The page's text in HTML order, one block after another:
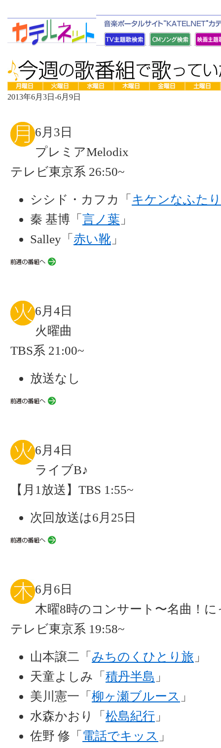
2013年6月3日-6月9日
6月3日
プレミアMelodix
テレビ東京系 26:50~
シシド・カフカ「 キケンなふたり
秦 基博「 言ノ葉 」
Salley「 赤い靴 」
6月4日
火曜曲
TBS系 21:00~
放送なし
6月4日
ライブB♪
【月1放送】TBS 1:55~
次回放送は6月25日
6月6日
木曜8時のコンサート〜名曲！
テレビ東京系 19:58~
山本譲二「 みちのくひとり旅 」
天童よしみ「 積丹半島 」
美川憲一「 柳ヶ瀬ブルース 」
水森かおり「 松島紀行 」
佐野 修「 電話でキッス 」